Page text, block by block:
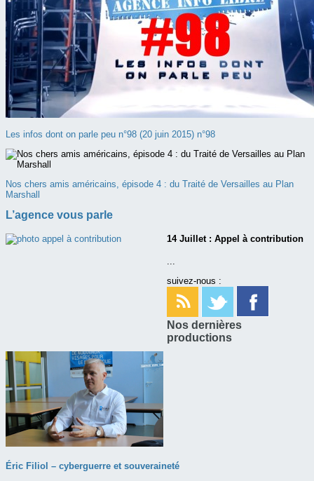
Les infos dont on parle peu n°98 (20 juin 2015) n°98
Nos chers amis américains, épisode 4 : du Traité de Versailles au Plan
Marshall
L’agence vous parle
14 Juillet : Appel à contribution
...
suivez-nous :
Nos dernières
productions
Éric Filiol – cyberguerre et souveraineté